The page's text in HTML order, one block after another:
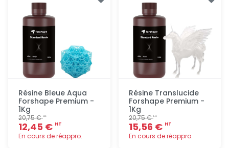
Résine Bleue Aqua
Forshape Premium -
1Kg
20,75 €HT
12,45 € HT
En cours de réappro.
Résine Translucide
Forshape Premium -
1Kg
20,75 €HT
15,56 € HT
En cours de réappro.